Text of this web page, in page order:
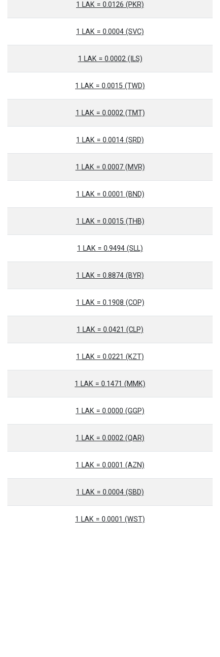
1 LAK = 0.0126 (PKR)
1 LAK = 0.0004 (SVC)
1 LAK = 0.0002 (ILS)
1 LAK = 0.0015 (TWD)
1 LAK = 0.0002 (TMT)
1 LAK = 0.0014 (SRD)
1 LAK = 0.0007 (MVR)
1 LAK = 0.0001 (BND)
1 LAK = 0.0015 (THB)
1 LAK = 0.9494 (SLL)
1 LAK = 0.8874 (BYR)
1 LAK = 0.1908 (COP)
1 LAK = 0.0421 (CLP)
1 LAK = 0.0221 (KZT)
1 LAK = 0.1471 (MMK)
1 LAK = 0.0000 (GGP)
1 LAK = 0.0002 (QAR)
1 LAK = 0.0001 (AZN)
1 LAK = 0.0004 (SBD)
1 LAK = 0.0001 (WST)